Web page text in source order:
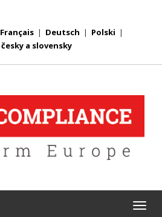
Français | Deutsch | Polski |
česky a slovensky